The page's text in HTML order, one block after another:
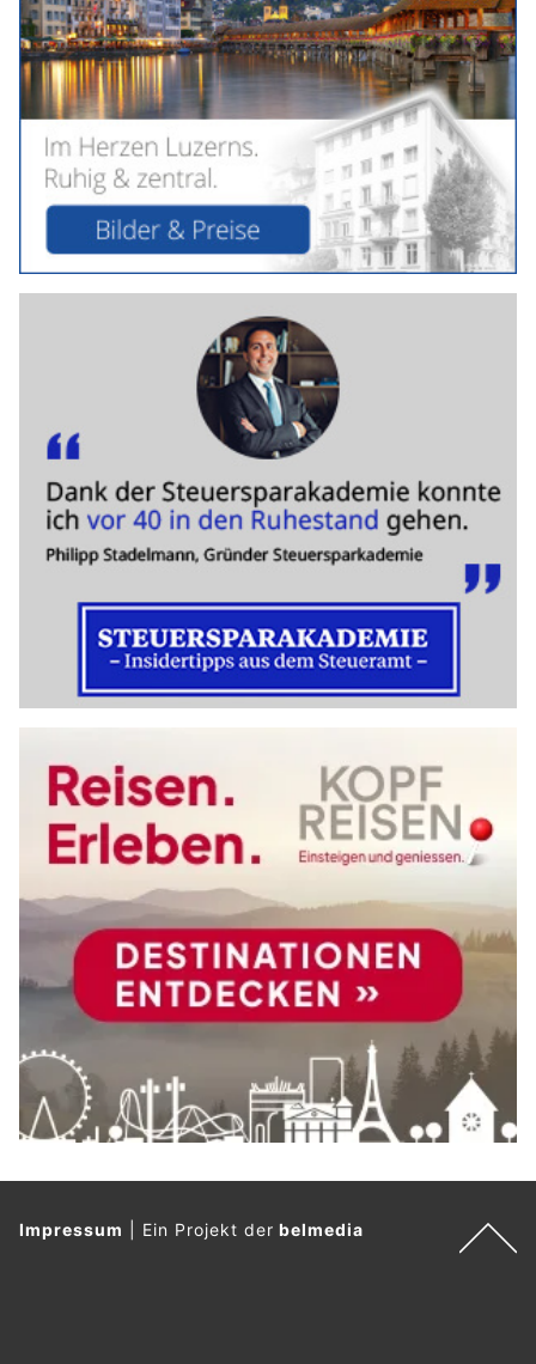
Impressum Ein Projekt derbelmedia